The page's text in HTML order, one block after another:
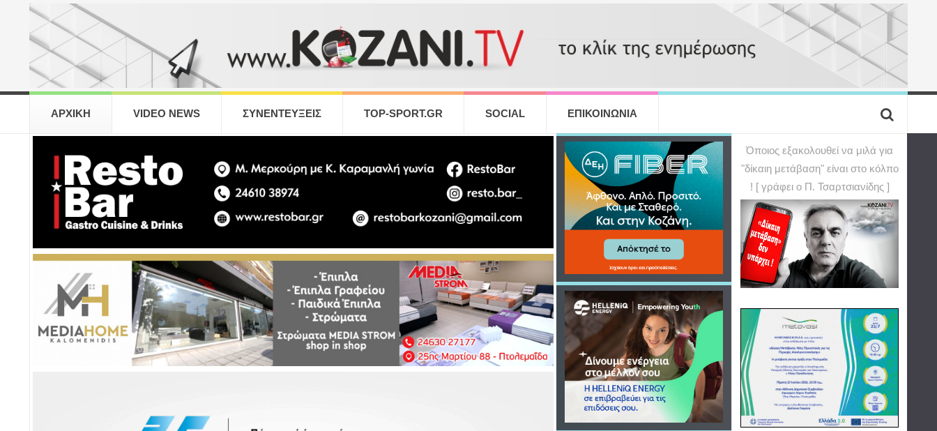
ΑΡΧΙΚΗ VIDEO NEWS ΣΥΝΕΝΤΕΥΞΕΙΣ TOP-SPORT.GR SOCIAL ΕΠΙΚΟΙΝΩΝΙΑ
Όποιος εξακολουθεί να μιλά για
"δίκαιη μετάβαση" είναι στο κόλπο
! [ γράφει ο Π. Τσαρτσιανίδης ]